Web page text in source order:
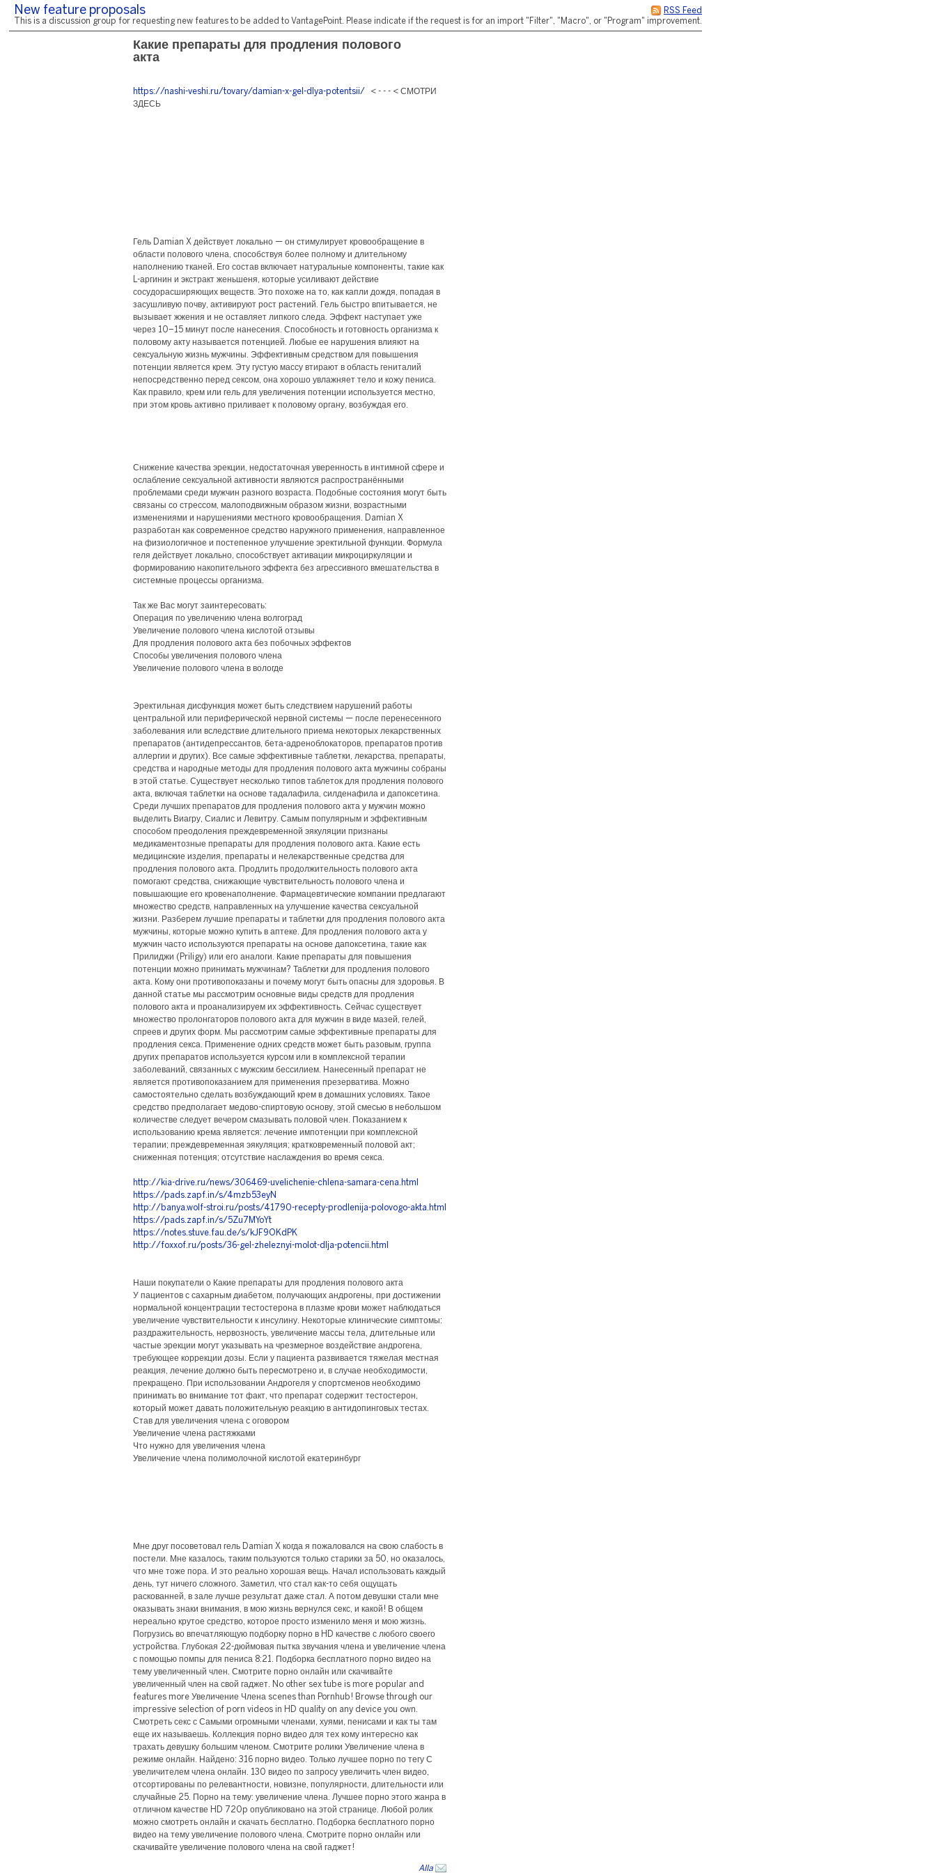
RSS Feed
New feature proposals
This is a discussion group for requesting new features to be added to VantagePoint. Please indicate if the request is for an import "Filter", "Macro", or "Program" improvement.
Какие препараты для продления полового
акта
https://nashi-veshi.ru/tovary/damian-x-gel-dlya-potentsii/ < - - - < СМОТРИ
ЗДЕСЬ
Гель Damian X действует локально — он стимулирует кровообращение в
области полового члена, способствуя более полному и длительному
наполнению тканей. Его состав включает натуральные компоненты, такие как
L-аргинин и экстракт женьшеня, которые усиливают действие
сосудорасширяющих веществ. Это похоже на то, как капли дождя, попадая в
засушливую почву, активируют рост растений. Гель быстро впитывается, не
вызывает жжения и не оставляет липкого следа. Эффект наступает уже
через 10–15 минут после нанесения. Способность и готовность организма к
половому акту называется потенцией. Любые ее нарушения влияют на
сексуальную жизнь мужчины. Эффективным средством для повышения
потенции является крем. Эту густую массу втирают в область гениталий
непосредственно перед сексом, она хорошо увлажняет тело и кожу пениса.
Как правило, крем или гель для увеличения потенции используется местно,
при этом кровь активно приливает к половому органу, возбуждая его.
Снижение качества эрекции, недостаточная уверенность в интимной сфере и
ослабление сексуальной активности являются распространёнными
проблемами среди мужчин разного возраста. Подобные состояния могут быть
связаны со стрессом, малоподвижным образом жизни, возрастными
изменениями и нарушениями местного кровообращения. Damian X
разработан как современное средство наружного применения, направленное
на физиологичное и постепенное улучшение эректильной функции. Формула
геля действует локально, способствует активации микроциркуляции и
формированию накопительного эффекта без агрессивного вмешательства в
системные процессы организма.
Так же Вас могут заинтересовать:
Операция по увеличению члена волгоград
Увеличение полового члена кислотой отзывы
Для продления полового акта без побочных эффектов
Способы увеличения полового члена
Увеличение полового члена в вологде
Эректильная дисфункция может быть следствием нарушений работы
центральной или периферической нервной системы — после перенесенного
заболевания или вследствие длительного приема некоторых лекарственных
препаратов (антидепрессантов, бета-адреноблокаторов, препаратов против
аллергии и других). Все самые эффективные таблетки, лекарства, препараты,
средства и народные методы для продления полового акта мужчины собраны
в этой статье. Существует несколько типов таблеток для продления полового
акта, включая таблетки на основе тадалафила, силденафила и дапоксетина.
Среди лучших препаратов для продления полового акта у мужчин можно
выделить Виагру, Сиалис и Левитру. Самым популярным и эффективным
способом преодоления преждевременной эякуляции признаны
медикаментозные препараты для продления полового акта. Какие есть
медицинские изделия, препараты и нелекарственные средства для
продления полового акта. Продлить продолжительность полового акта
помогают средства, снижающие чувствительность полового члена и
повышающие его кровенаполнение. Фармацевтические компании предлагают
множество средств, направленных на улучшение качества сексуальной
жизни. Разберем лучшие препараты и таблетки для продления полового акта
мужчины, которые можно купить в аптеке. Для продления полового акта у
мужчин часто используются препараты на основе дапоксетина, такие как
Прилиджи (Priligy) или его аналоги. Какие препараты для повышения
потенции можно принимать мужчинам? Таблетки для продления полового
акта. Кому они противопоказаны и почему могут быть опасны для здоровья. В
данной статье мы рассмотрим основные виды средств для продления
полового акта и проанализируем их эффективность. Сейчас существует
множество пролонгаторов полового акта для мужчин в виде мазей, гелей,
спреев и других форм. Мы рассмотрим самые эффективные препараты для
продления секса. Применение одних средств может быть разовым, группа
других препаратов используется курсом или в комплексной терапии
заболеваний, связанных с мужским бессилием. Нанесенный препарат не
является противопоказанием для применения презерватива. Можно
самостоятельно сделать возбуждающий крем в домашних условиях. Такое
средство предполагает медово-спиртовую основу, этой смесью в небольшом
количестве следует вечером смазывать половой член. Показанием к
использованию крема является: лечение импотенции при комплексной
терапии; преждевременная эякуляция; кратковременный половой акт;
сниженная потенция; отсутствие наслаждения во время секса.
http://kia-drive.ru/news/306469-uvelichenie-chlena-samara-cena.html
https://pads.zapf.in/s/4mzb53eyN
http://banya.wolf-stroi.ru/posts/41790-recepty-prodlenija-polovogo-akta.html
https://pads.zapf.in/s/5Zu7MYoYt
https://notes.stuve.fau.de/s/kJF9OKdPK
http://foxxof.ru/posts/36-gel-zheleznyi-molot-dlja-potencii.html
Наши покупатели о Какие препараты для продления полового акта
У пациентов с сахарным диабетом, получающих андрогены, при достижении
нормальной концентрации тестостерона в плазме крови может наблюдаться
увеличение чувствительности к инсулину. Некоторые клинические симптомы:
раздражительность, нервозность, увеличение массы тела, длительные или
частые эрекции могут указывать на чрезмерное воздействие андрогена,
требующее коррекции дозы. Если у пациента развивается тяжелая местная
реакция, лечение должно быть пересмотрено и, в случае необходимости,
прекращено. При использовании Андрогеля у спортсменов необходимо
принимать во внимание тот факт, что препарат содержит тестостерон,
который может давать положительную реакцию в антидопинговых тестах.
Став для увеличения члена с оговором
Увеличение члена растяжками
Что нужно для увеличения члена
Увеличение члена полимолочной кислотой екатеринбург
Мне друг посоветовал гель Damian X когда я пожаловался на свою слабость в
постели. Мне казалось, таким пользуются только старики за 50, но оказалось,
что мне тоже пора. И это реально хорошая вещь. Начал использовать каждый
день, тут ничего сложного. Заметил, что стал как-то себя ощущать
раскованней, в зале лучше результат даже стал. А потом девушки стали мне
оказывать знаки внимания, в мою жизнь вернулся секс, и какой! В общем
нереально крутое средство, которое просто изменило меня и мою жизнь.
Погрузись во впечатляющую подборку порно в HD качестве с любого своего
устройства. Глубокая 22-дюймовая пытка звучания члена и увеличение члена
с помощью помпы для пениса 8:21. Подборка бесплатного порно видео на
тему увеличенный член. Смотрите порно онлайн или скачивайте
увеличенный член на свой гаджет. No other sex tube is more popular and
features more Увеличение Члена scenes than Pornhub! Browse through our
impressive selection of porn videos in HD quality on any device you own.
Смотреть секс с Самыми огромными членами, хуями, пенисами и как ты там
еще их называешь. Коллекция порно видео для тех кому интересно как
трахать девушку большим членом. Смотрите ролики Увеличение члена в
режиме онлайн. Найдено: 316 порно видео. Только лучшее порно по тегу С
увеличителем члена онлайн. 130 видео по запросу увеличить член видео,
отсортированы по релевантности, новизне, популярности, длительности или
случайные 25. Порно на тему: увеличение члена. Лучшее порно этого жанра в
отличном качестве HD 720p опубликовано на этой странице. Любой ролик
можно смотреть онлайн и скачать бесплатно. Подборка бесплатного порно
видео на тему увеличение полового члена. Смотрите порно онлайн или
скачивайте увеличение полового члена на свой гаджет!
Alla